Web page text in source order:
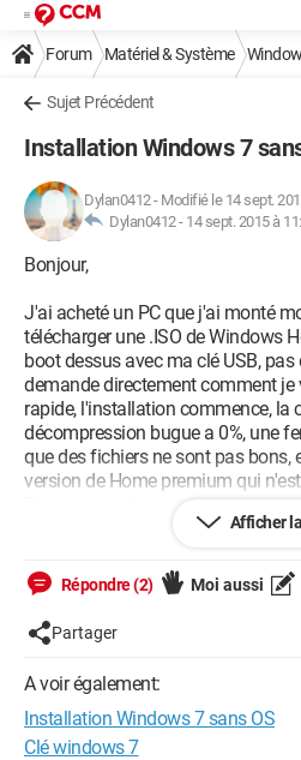
Forum Matériel & Système
Sujet Précédent
Installation Windows 7
Dylan0412- Modifié le 14 sept.
Dylan0412 - 14 sept. 2015 à
Bonjour,
J'ai acheté un PC que j'ai monté
télécharger une .ISO de Windows
boot dessus avec ma clé USB,
demande directement comment je
rapide, l'installation commence, la
décompression bugue a 0%, une
que des fichiers ne sont pas bons,
version de Home premium qui
Afficher
Répondre (2) Moi aussi
Partager
A voir également:
Installation Windows 7 sans OS
Clé windows 7